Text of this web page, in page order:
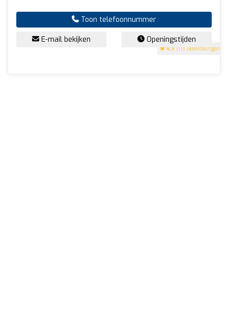
4.9 (113 beoordelingen)
Toon telefoonnummer
E-mail bekijken Openingstijden